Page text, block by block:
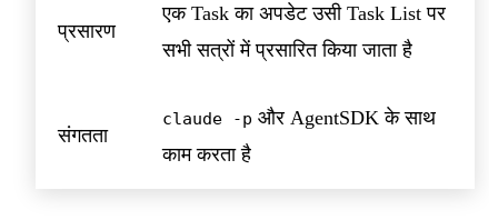
प्रसारण
एक Task का अपडेट उसी Task List पर
सभी सत्रों में प्रसारित किया जाता है
संगतता
claude -p और AgentSDK के साथ
काम करता है